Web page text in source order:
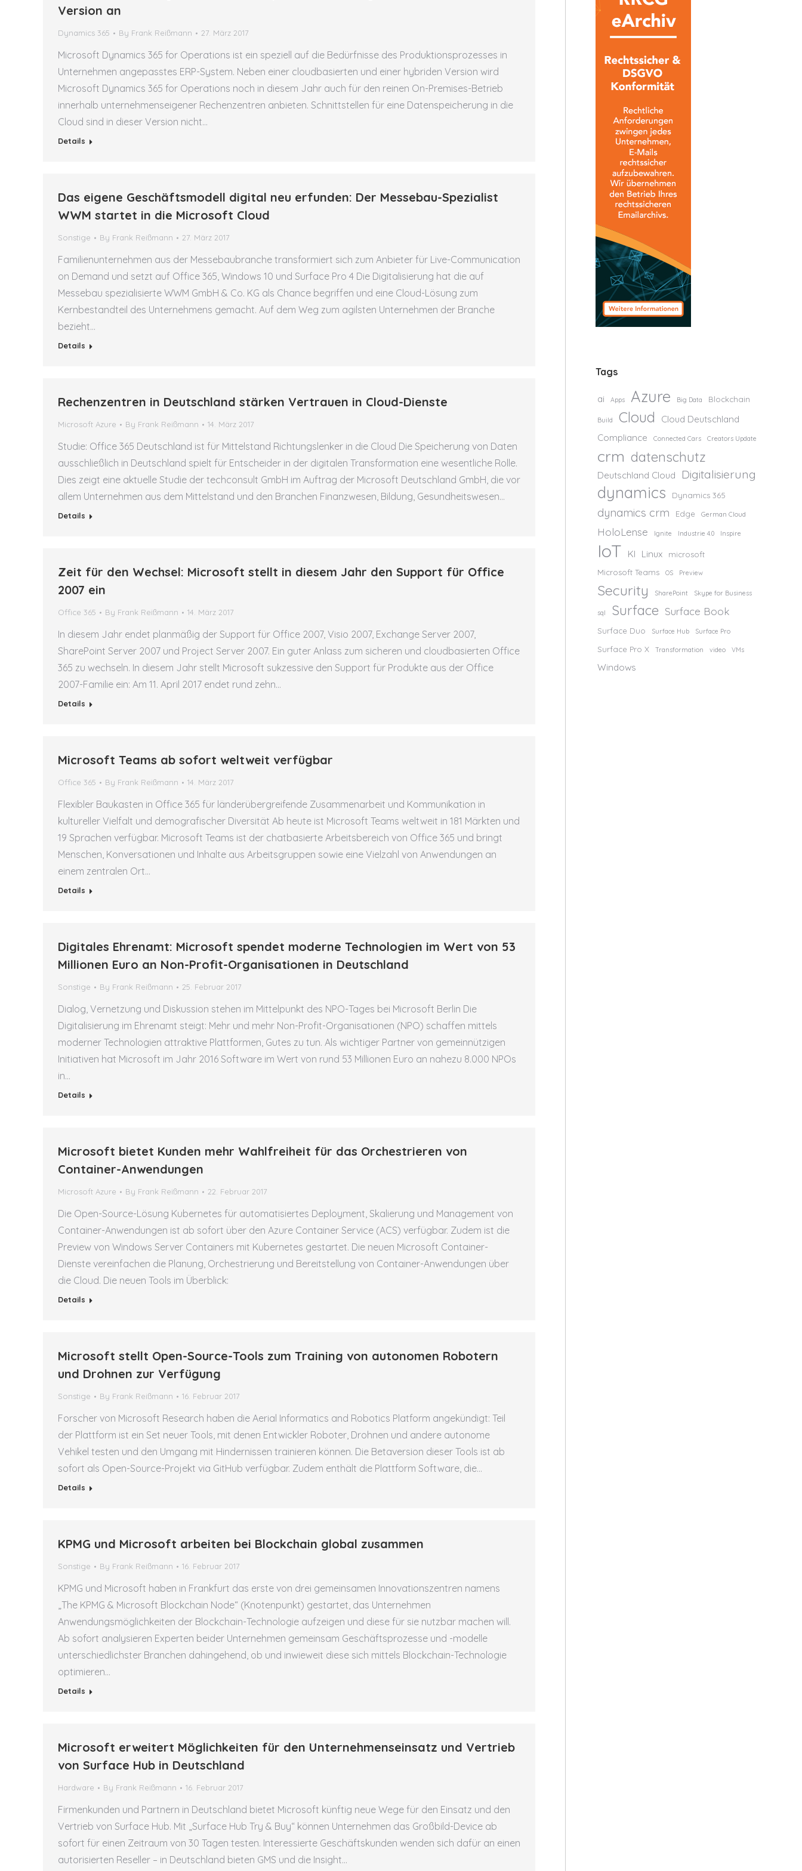
Version an
Dynamics 365 By Frank Reißmann 27. März 2017
Microsoft Dynamics 365 for Operations ist ein speziell auf die Bedürfnisse des Produktionsprozesses in
Unternehmen angepasstes ERP-System. Neben einer cloudbasierten und einer hybriden Version wird
Microsoft Dynamics 365 for Operations noch in diesem Jahr auch für den reinen On-Premises-Betrieb
innerhalb unternehmenseigener Rechenzentren anbieten. Schnittstellen für eine Datenspeicherung in die
Cloud sind in dieser Version nicht…
Details
Das eigene Geschäftsmodell digital neu erfunden: Der Messebau-Spezialist
WWM startet in die Microsoft Cloud
Sonstige By Frank Reißmann 27. März 2017
Familienunternehmen aus der Messebaubranche transformiert sich zum Anbieter für Live-Communication
on Demand und setzt auf Office 365, Windows 10 und Surface Pro 4 Die Digitalisierung hat die auf
Messebau spezialisierte WWM GmbH & Co. KG als Chance begriffen und eine Cloud-Lösung zum
Kernbestandteil des Unternehmens gemacht. Auf dem Weg zum agilsten Unternehmen der Branche
bezieht…
Details
Rechenzentren in Deutschland stärken Vertrauen in Cloud-Dienste
Microsoft Azure By Frank Reißmann 14. März 2017
Studie: Office 365 Deutschland ist für Mittelstand Richtungslenker in die Cloud Die Speicherung von Daten
ausschließlich in Deutschland spielt für Entscheider in der digitalen Transformation eine wesentliche Rolle.
Dies zeigt eine aktuelle Studie der techconsult GmbH im Auftrag der Microsoft Deutschland GmbH, die vor
allem Unternehmen aus dem Mittelstand und den Branchen Finanzwesen, Bildung, Gesundheitswesen…
Details
Zeit für den Wechsel: Microsoft stellt in diesem Jahr den Support für Office
2007 ein
Office 365 By Frank Reißmann 14. März 2017
In diesem Jahr endet planmäßig der Support für Office 2007, Visio 2007, Exchange Server 2007,
SharePoint Server 2007 und Project Server 2007. Ein guter Anlass zum sicheren und cloudbasierten Office
365 zu wechseln. In diesem Jahr stellt Microsoft sukzessive den Support für Produkte aus der Office
2007-Familie ein: Am 11. April 2017 endet rund zehn…
Details
Microsoft Teams ab sofort weltweit verfügbar
Office 365 By Frank Reißmann 14. März 2017
Flexibler Baukasten in Office 365 für länderübergreifende Zusammenarbeit und Kommunikation in
kultureller Vielfalt und demografischer Diversität Ab heute ist Microsoft Teams weltweit in 181 Märkten und
19 Sprachen verfügbar. Microsoft Teams ist der chatbasierte Arbeitsbereich von Office 365 und bringt
Menschen, Konversationen und Inhalte aus Arbeitsgruppen sowie eine Vielzahl von Anwendungen an
einem zentralen Ort…
Details
Digitales Ehrenamt: Microsoft spendet moderne Technologien im Wert von 53
Millionen Euro an Non-Profit-Organisationen in Deutschland
Sonstige By Frank Reißmann 25. Februar 2017
Dialog, Vernetzung und Diskussion stehen im Mittelpunkt des NPO-Tages bei Microsoft Berlin Die
Digitalisierung im Ehrenamt steigt: Mehr und mehr Non-Profit-Organisationen (NPO) schaffen mittels
moderner Technologien attraktive Plattformen, Gutes zu tun. Als wichtiger Partner von gemeinnützigen
Initiativen hat Microsoft im Jahr 2016 Software im Wert von rund 53 Millionen Euro an nahezu 8.000 NPOs
in…
Details
Microsoft bietet Kunden mehr Wahlfreiheit für das Orchestrieren von
Container-Anwendungen
Microsoft Azure By Frank Reißmann 22. Februar 2017
Die Open-Source-Lösung Kubernetes für automatisiertes Deployment, Skalierung und Management von
Container-Anwendungen ist ab sofort über den Azure Container Service (ACS) verfügbar. Zudem ist die
Preview von Windows Server Containers mit Kubernetes gestartet. Die neuen Microsoft Container-
Dienste vereinfachen die Planung, Orchestrierung und Bereitstellung von Container-Anwendungen über
die Cloud. Die neuen Tools im Überblick:
Details
Microsoft stellt Open-Source-Tools zum Training von autonomen Robotern
und Drohnen zur Verfügung
Sonstige By Frank Reißmann 16. Februar 2017
Forscher von Microsoft Research haben die Aerial Informatics and Robotics Platform angekündigt: Teil
der Plattform ist ein Set neuer Tools, mit denen Entwickler Roboter, Drohnen und andere autonome
Vehikel testen und den Umgang mit Hindernissen trainieren können. Die Betaversion dieser Tools ist ab
sofort als Open-Source-Projekt via GitHub verfügbar. Zudem enthält die Plattform Software, die…
Details
KPMG und Microsoft arbeiten bei Blockchain global zusammen
Sonstige By Frank Reißmann 16. Februar 2017
KPMG und Microsoft haben in Frankfurt das erste von drei gemeinsamen Innovationszentren namens
„The KPMG & Microsoft Blockchain Node“ (Knotenpunkt) gestartet, das Unternehmen
Anwendungsmöglichkeiten der Blockchain-Technologie aufzeigen und diese für sie nutzbar machen will.
Ab sofort analysieren Experten beider Unternehmen gemeinsam Geschäftsprozesse und -modelle
unterschiedlichster Branchen dahingehend, ob und inwieweit diese sich mittels Blockchain-Technologie
optimieren…
Details
Microsoft erweitert Möglichkeiten für den Unternehmenseinsatz und Vertrieb
von Surface Hub in Deutschland
Hardware By Frank Reißmann 16. Februar 2017
Firmenkunden und Partnern in Deutschland bietet Microsoft künftig neue Wege für den Einsatz und den
Vertrieb von Surface Hub. Mit „Surface Hub Try & Buy“ können Unternehmen das Großbild-Device ab
sofort für einen Zeitraum von 30 Tagen testen. Interessierte Geschäftskunden wenden sich dafür an einen
autorisierten Reseller – in Deutschland bieten GMS und die Insight…
Tags
ai Apps Azure Big Data Blockchain
Build Cloud
Cloud Deutschland
Compliance
Connected Cars Creators Update
crm datenschutz
Deutschland Cloud Digitalisierung
dynamics Dynamics 365
dynamics crm Edge German Cloud
HoloLense Ignite Industrie 4.0 Inspire
IoT KI Linux
microsoft
Microsoft Teams
OS Preview
Security SharePoint Skype for Business
sql Surface Surface Book
Surface Duo Surface Hub Surface Pro
Surface Pro X Transformation video VMs
Windows